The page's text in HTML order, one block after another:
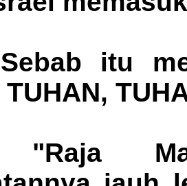
itu
"Raja